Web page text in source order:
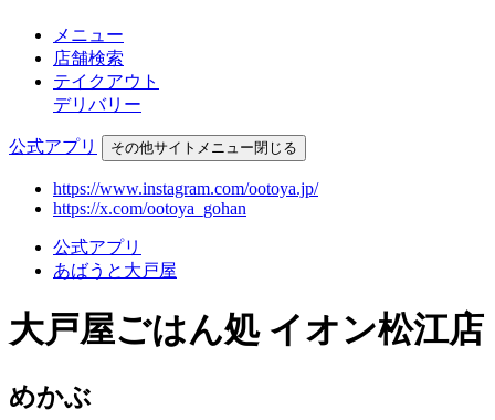
メニュー
店舗検索
テイクアウト
デリバリー
公式アプリ その他サイトメニュー閉じる
https://www.instagram.com/ootoya.jp/
https://x.com/ootoya_gohan
公式アプリ
あばうと大戸屋
大戸屋ごはん処 イオン松江店
めかぶ